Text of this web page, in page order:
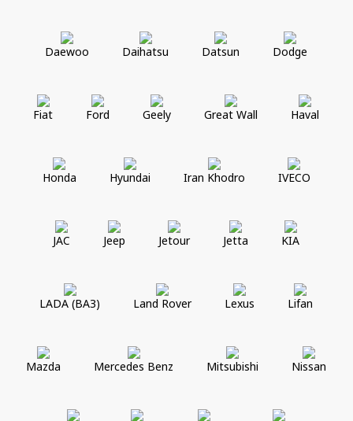
Daewoo Daihatsu Datsun Dodge
Fiat Ford Geely Great Wall Haval
Honda Hyundai Iran Khodro IVECO
JAC Jeep Jetour Jetta KIA
LADA (ВАЗ) Land Rover Lexus Lifan
Mazda Mercedes Benz Mitsubishi Nissan